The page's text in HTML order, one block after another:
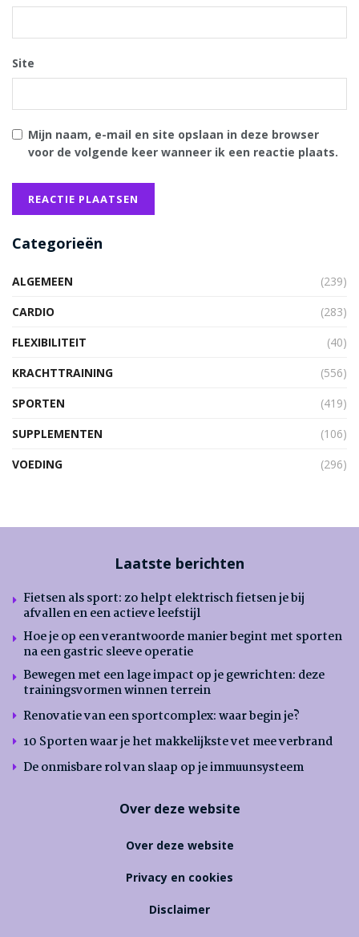
Site
Mijn naam, e-mail en site opslaan in deze browser
voor de volgende keer wanneer ik een reactie plaats.
Categorieën
ALGEMEEN
(239)
CARDIO
(283)
FLEXIBILITEIT
(40)
KRACHTTRAINING
(556)
SPORTEN
(419)
SUPPLEMENTEN
(106)
VOEDING
(296)
Laatste berichten
Fietsen als sport: zo helpt elektrisch fietsen je bij
afvallen en een actieve leefstijl
Hoe je op een verantwoorde manier begint met sporten
na een gastric sleeve operatie
Bewegen met een lage impact op je gewrichten: deze
trainingsvormen winnen terrein
Renovatie van een sportcomplex: waar begin je?
10 Sporten waar je het makkelijkste vet mee verbrand
De onmisbare rol van slaap op je immuunsysteem
Over deze website
Over deze website
Privacy en cookies
Disclaimer